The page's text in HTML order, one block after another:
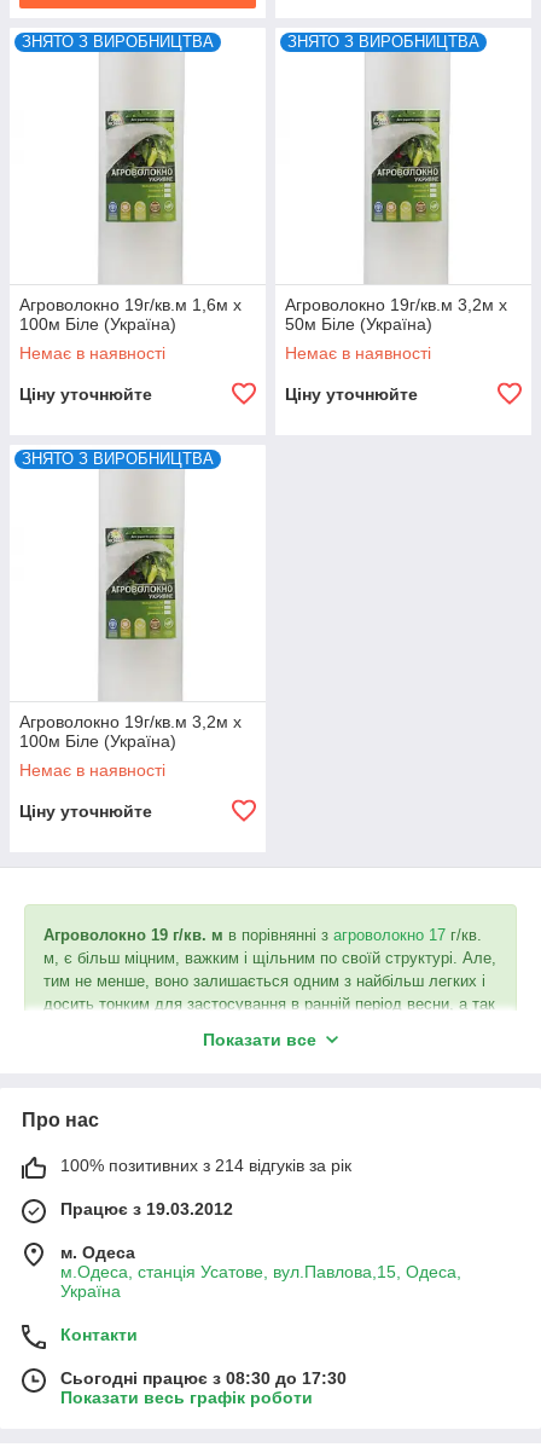
ЗНЯТО З ВИРОБНИЦТВА
Агроволокно 19г/кв.м 1,6м х
100м Біле (Україна)
Немає в наявності
Ціну уточнюйте
ЗНЯТО З ВИРОБНИЦТВА
Агроволокно 19г/кв.м 3,2м х
50м Біле (Україна)
Немає в наявності
Ціну уточнюйте
ЗНЯТО З ВИРОБНИЦТВА
Агроволокно 19г/кв.м 3,2м х
100м Біле (Україна)
Немає в наявності
Ціну уточнюйте
Агроволокно 19 г/кв. м в порівнянні з агроволокно 17 г/кв.
м , є більш міцним, важким і щільним по своїй структурі. Але,
тим не менше, воно залишається одним з найбільш легких і
досить тонким для застосування в ранній період весни, а так
які сприятливо впливають на одержуваний урожай:
невелика щільність тканини дозволяє проходити
захищає від заморозків (надбавка до зовнішньої
температурі приблизно +3 градуси);
тканина укривного агроволокна 19 г/кв. м за своєю
хорошою водопроникності, дозволяє здійснювати
рослини під ним не приминаються і не
пошкоджуються;
Показати все
Про нас
100% позитивних з 214 відгуків за рік
Працює з 19.03.2012
м. Одеса
м.Одеса, станція Усатове, вул.Павлова,15, Одеса,
Україна
Контакти
Сьогодні працює з 08:30 до 17:30
Показати весь графік роботи